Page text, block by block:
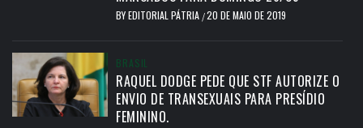
BYEDITORIAL PÁTRIA /20 DE MAIO DE 2019
BRASIL
RAQUEL DODGE PEDE QUE STF AUTORIZE O
ENVIO DE TRANSEXUAIS PARA PRESÍDIO
FEMININO.